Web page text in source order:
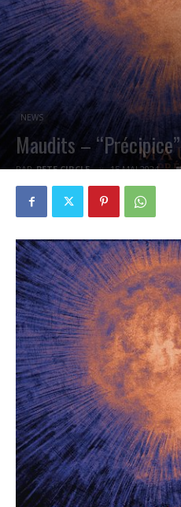
NEWS
Maudits – “Précipice”
PAR PETE CIRCLE 15 MAI 2024